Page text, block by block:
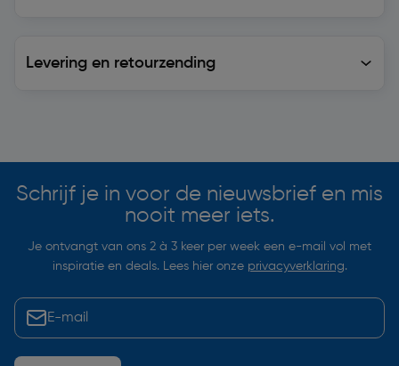
Levering en retourzending
Schrijf je in voor de nieuwsbrief en mis
nooit meer iets.
Je ontvangt van ons 2 à 3 keer per week een e-mail vol met
inspiratie en deals. Lees hier onze privacyverklaring.